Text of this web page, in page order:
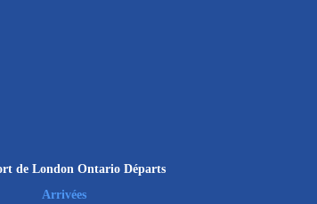
de London Ontario Départs
Arrivées